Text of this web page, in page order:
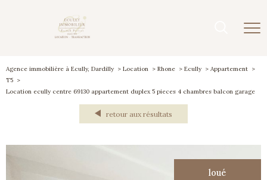
Agence immobilière à Ecully, Dardilly Location Rhone Ecully
Appartement
T5
Location ecully centre 69130 appartement duplex 5 pieces 4 chambres balcon garage
retour aux résultats
loué